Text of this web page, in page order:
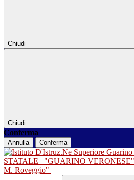
Chiudi
Chiudi
Conferma
Annulla Conferma
STATALE
"GUARINO VERONESE"
M. Roveggio"